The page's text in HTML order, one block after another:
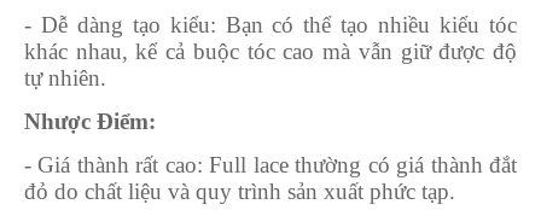
- Dễ dàng tạo kiểu: Bạn có thể tạo nhiều kiểu tóc
khác nhau, kể cả buộc tóc cao mà vẫn giữ được độ
tự nhiên.
Nhược Điểm:
- Giá thành rất cao: Full lace thường có giá thành đắt
đỏ do chất liệu và quy trình sản xuất phức tạp.